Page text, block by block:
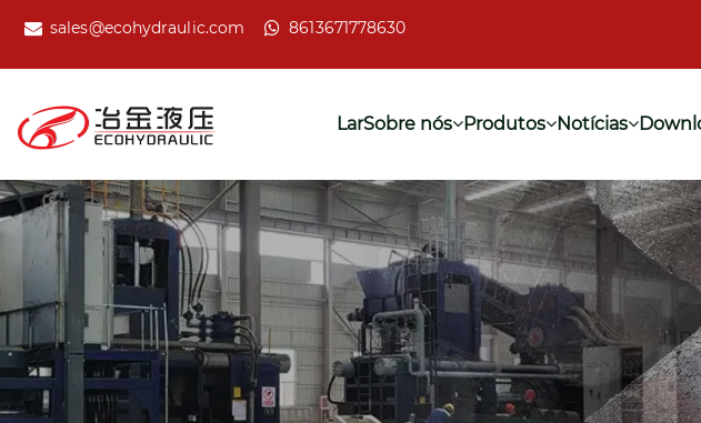
sales@ecohydraulic.com 8613671778630
LarSobre nós Produtos Notícias